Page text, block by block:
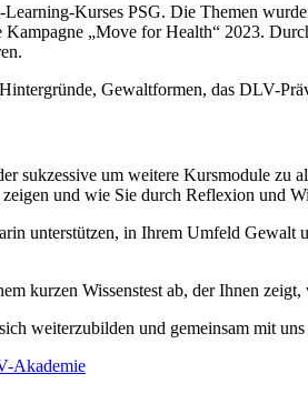
Kurses PSG. Die Themen
„Move for Health“ 2023.
Gewaltformen, das DLV-
sukzessive um weitere Kursmodule
und wie Sie durch Reflexion und
unterstützen, in Ihrem Umfeld Gewalt
kurzen Wissenstest ab, der Ihnen
weiterzubilden und gemeinsam mit
Akademie